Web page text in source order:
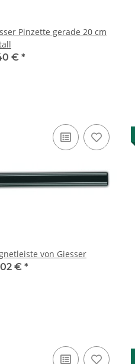
Pinzette gerade 20 cm
€ *
von Giesser
€ *